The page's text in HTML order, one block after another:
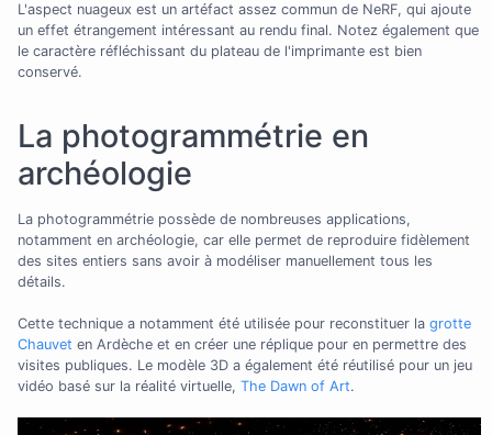
L'aspect nuageux est un artéfact assez commun de NeRF, qui ajoute
un effet étrangement intéressant au rendu final. Notez également que
le caractère réfléchissant du plateau de l'imprimante est bien
conservé.
La photogrammétrie en
archéologie
La photogrammétrie possède de nombreuses applications,
notamment en archéologie, car elle permet de reproduire fidèlement
des sites entiers sans avoir à modéliser manuellement tous les
détails.
Cette technique a notamment été utilisée pour reconstituer la grotte
Chauvet en Ardèche et en créer une réplique pour en permettre des
visites publiques. Le modèle 3D a également été réutilisé pour un jeu
vidéo basé sur la réalité virtuelle, The Dawn of Art.